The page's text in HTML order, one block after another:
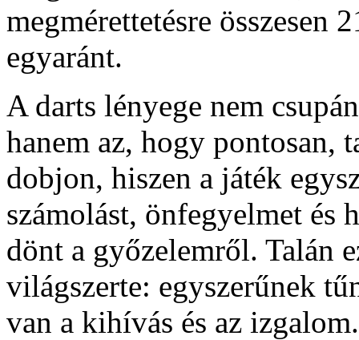
megmérettetésre összesen
egyaránt.
A darts lényege nem
hanem az, hogy pontosan,
dobjon, hiszen a játék
számolást, önfegyelmet és
dönt a győzelemről. Talán
világszerte: egyszerűnek
van a kihívás és az izgalom.